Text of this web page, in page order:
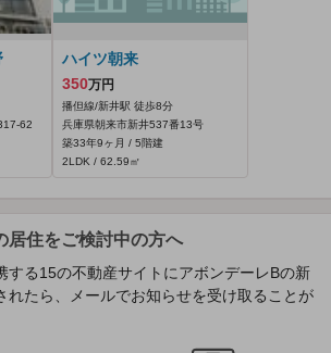
ハイツ朝来
350万円
播但線/新井駅 徒歩8分
兵庫県朝来市新井537番13号
築33年9ヶ月 / 5階建
2LDK / 62.59㎡
居住をご検討中の方へ
する15の不動産サイトにアボンデーレBの新
れたら、メールでお知らせを受け取ることが